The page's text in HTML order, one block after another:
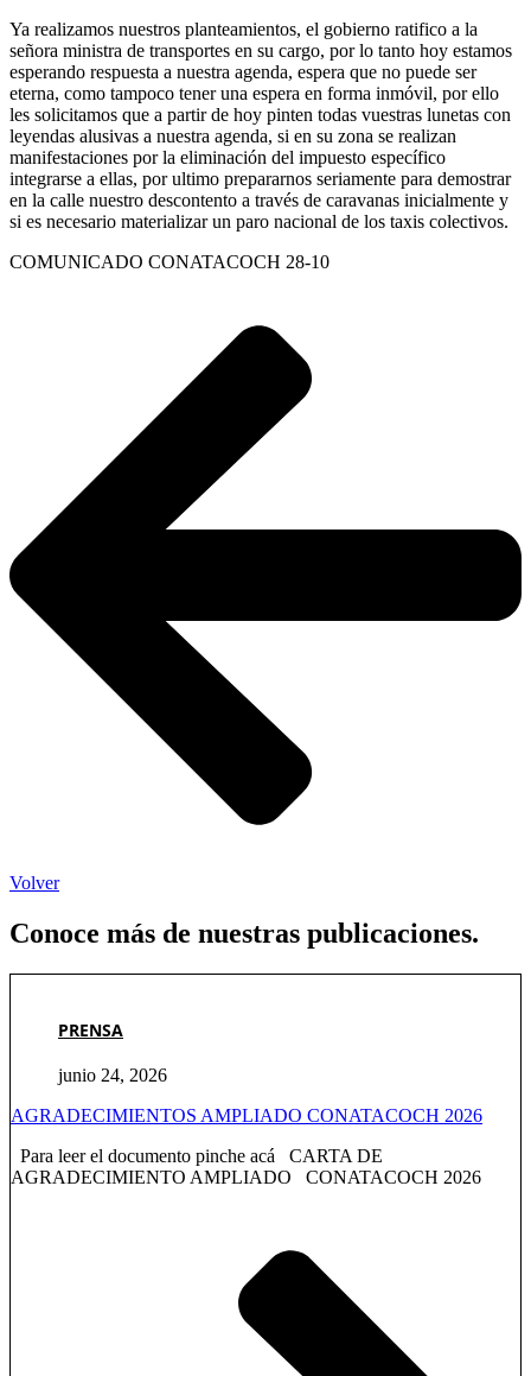
Ya realizamos nuestros planteamientos, el gobierno ratifico a la
señora ministra de transportes en su cargo, por lo tanto hoy estamos
esperando respuesta a nuestra agenda, espera que no puede ser
eterna, como tampoco tener una espera en forma inmóvil, por ello
les solicitamos que a partir de hoy pinten todas vuestras lunetas con
leyendas alusivas a nuestra agenda, si en su zona se realizan
manifestaciones por la eliminación del impuesto específico
integrarse a ellas, por ultimo prepararnos seriamente para demostrar
en la calle nuestro descontento a través de caravanas inicialmente y
si es necesario materializar un paro nacional de los taxis colectivos.
COMUNICADO CONATACOCH 28-10
Volver
Conoce más de nuestras publicaciones.
PRENSA
junio 24, 2026
AGRADECIMIENTOS AMPLIADO CONATACOCH 2026
Para leer el documento pinche acá CARTA DE
AGRADECIMIENTO AMPLIADO CONATACOCH 2026